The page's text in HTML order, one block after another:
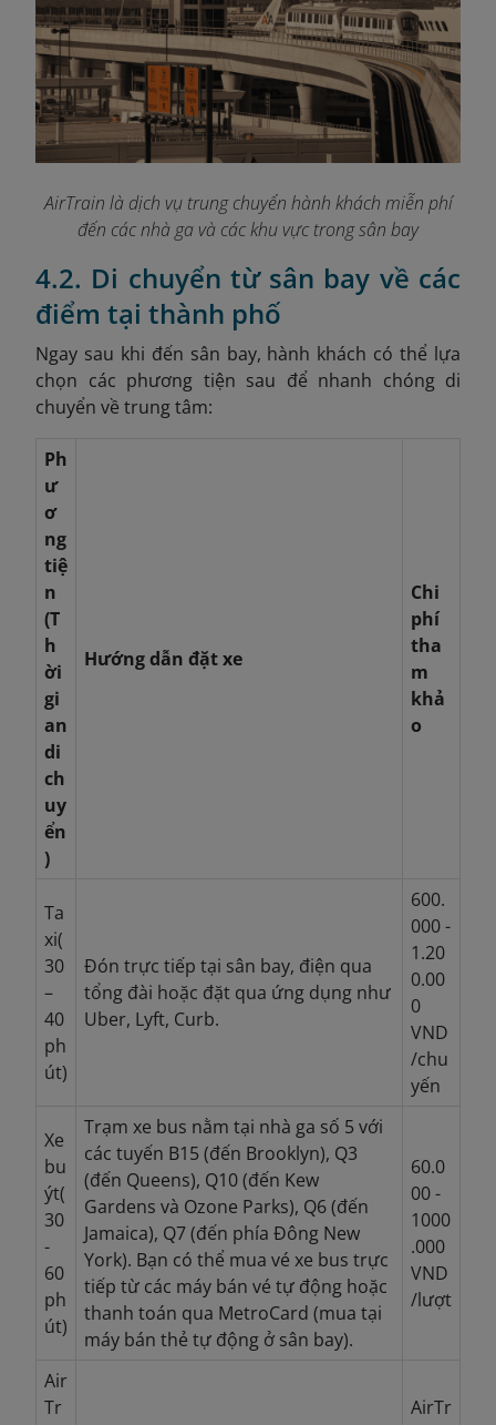
AirTrain là dịch vụ trung chuyển hành khách miễn phí
đến các nhà ga và các khu vực trong sân bay
4.2. Di chuyển từ sân bay về các
điểm tại thành phố
Ngay sau khi đến sân bay, hành khách có thể lựa
chọn các phương tiện sau để nhanh chóng di
chuyển về trung tâm:
Ph
ư
ơ
ng
tiệ
n
(T
h
ời
gi
an
di
ch
uy
ển
)
Hướng dẫn đặt xe
Chi
phí
tha
m
khả
o
Ta
xi(
30
–
40
ph
út)
Đón trực tiếp tại sân bay, điện qua
tổng đài hoặc đặt qua ứng dụng như
Uber, Lyft, Curb.
600.
000 -
1.20
0.00
0
VND
/chu
yến
Xe
bu
ýt(
30
-
60
ph
út)
Trạm xe bus nằm tại nhà ga số 5 với
các tuyến B15 (đến Brooklyn), Q3
(đến Queens), Q10 (đến Kew
Gardens và Ozone Parks), Q6 (đến
Jamaica), Q7 (đến phía Đông New
York). Bạn có thể mua vé xe bus trực
tiếp từ các máy bán vé tự động hoặc
thanh toán qua MetroCard (mua tại
máy bán thẻ tự động ở sân bay).
60.0
00 -
1000
.000
VND
/lượt
Air
Tr
AirTr